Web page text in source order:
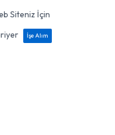
Siteniz İçin
İşe Alım